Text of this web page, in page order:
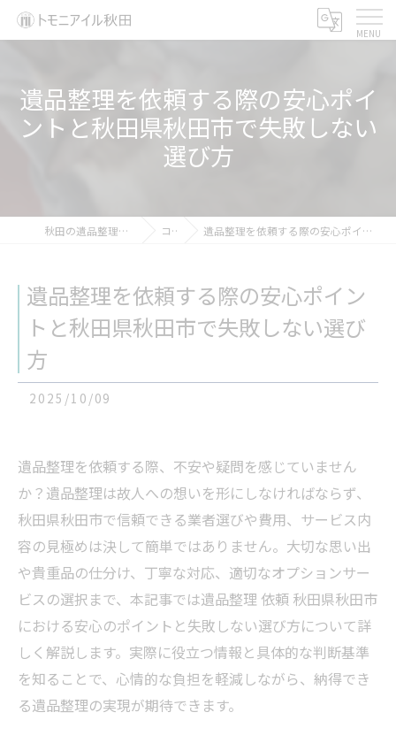
遺品整理を依頼する際の安心ポイ
ントと秋田県秋田市で失敗しない
選び方
秋田の遺品整理ならトモニアイル秋田 コラム 遺品整理を依頼する際の安心ポイントと秋田県秋田市で失敗しない選び方
遺品整理を依頼する際の安心ポイン
トと秋田県秋田市で失敗しない選び
方
2025/10/09
遺品整理を依頼する際、不安や疑問を感じていません
か？遺品整理は故人への想いを形にしなければならず、
秋田県秋田市で信頼できる業者選びや費用、サービス内
容の見極めは決して簡単ではありません。大切な思い出
や貴重品の仕分け、丁寧な対応、適切なオプションサー
ビスの選択まで、本記事では遺品整理 依頼 秋田県秋田市
における安心のポイントと失敗しない選び方について詳
しく解説します。実際に役立つ情報と具体的な判断基準
を知ることで、心情的な負担を軽減しながら、納得でき
る遺品整理の実現が期待できます。